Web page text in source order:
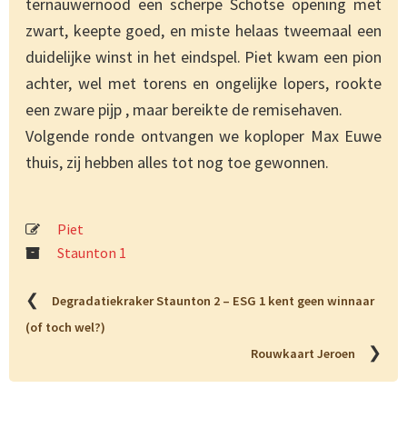
zwart, keepte goed, en miste helaas tweemaal een
duidelijke winst in het eindspel. Piet kwam een pion
achter, wel met torens en ongelijke lopers, rookte
een zware pijp , maar bereikte de remisehaven.
Volgende ronde ontvangen we koploper Max Euwe
thuis, zij hebben alles tot nog toe gewonnen.
Piet
Staunton 1
❮
Degradatiekraker Staunton 2 – ESG 1 kent geen winnaar
(of toch wel?)
Rouwkaart Jeroen
❯